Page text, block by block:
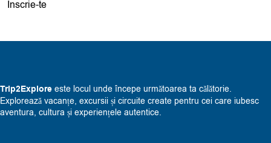
Trip2Explore este locul unde începe următoarea ta călătorie.
Explorează vacanțe, excursii și circuite create pentru cei care iubesc
aventura, cultura și experiențele autentice.